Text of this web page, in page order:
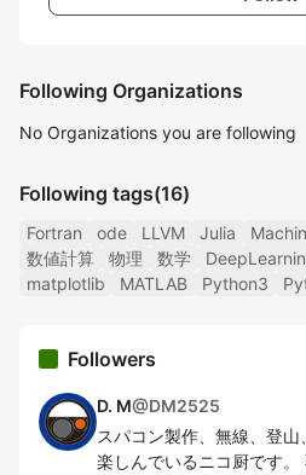
Following Organizations
No Organizations you are following
Following tags(16)
Fortran ode LLVM Julia
数値計算
物理 数学
matplotlib
MATLAB Python3
Followers
D. M@DM2525
スパコン製作、無線、登
楽しんでいるニコ厨です